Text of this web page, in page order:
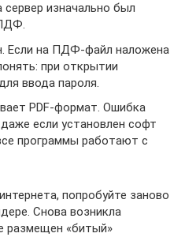
изначально был
Если на ПДФ-файл наложена
при открытии
ввода пароля.
PDF-формат. Ошибка
если установлен софт
программы работают с
попробуйте заново
Снова возникла
размещен «битый»